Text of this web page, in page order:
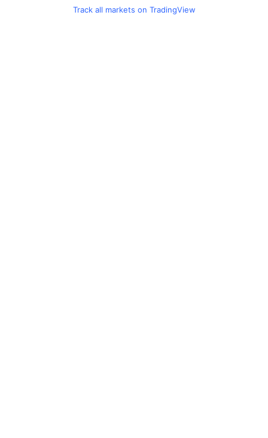
Track all markets on TradingView